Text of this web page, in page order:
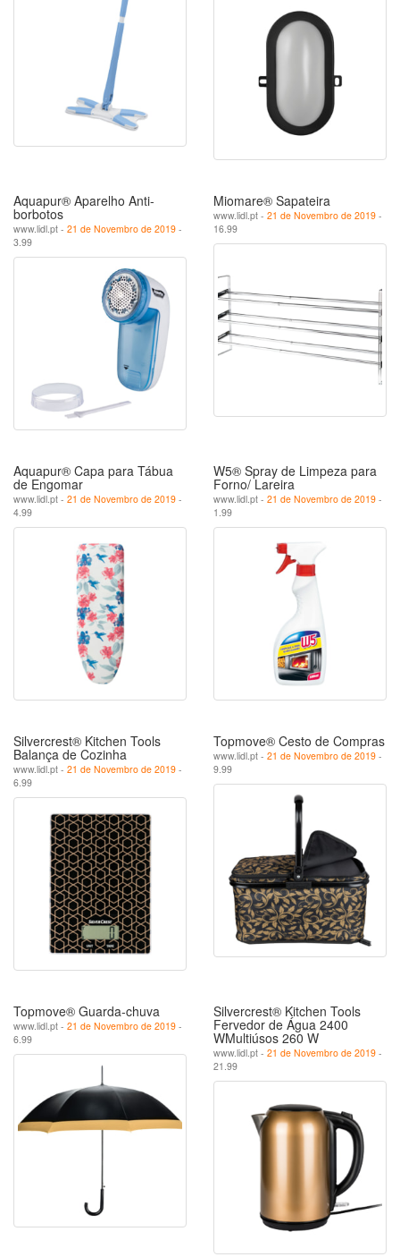
Aquapur® Aparelho Anti-
borbotos
www.lidl.pt - 21 de Novembro de 2019 -
3.99
Miomare® Sapateira
www.lidl.pt - 21 de Novembro de 2019 -
16.99
Aquapur® Capa para Tábua
de Engomar
www.lidl.pt - 21 de Novembro de 2019 -
4.99
W5® Spray de Limpeza para
Forno/ Lareira
www.lidl.pt - 21 de Novembro de 2019 -
1.99
Silvercrest® Kitchen Tools
Balança de Cozinha
www.lidl.pt - 21 de Novembro de 2019 -
6.99
Topmove® Cesto de Compras
www.lidl.pt - 21 de Novembro de 2019 -
9.99
Topmove® Guarda-chuva
www.lidl.pt - 21 de Novembro de 2019 -
6.99
Silvercrest® Kitchen Tools
Fervedor de Água 2400
WMultiúsos 260 W
www.lidl.pt - 21 de Novembro de 2019 -
21.99